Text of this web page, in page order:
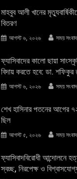
মাহবুব আলী খানের
বিতরণ
আগস্ট ৬, ২০২৬ সময় সংবাদ
ফ্যাসিবাদের কালো ছায়া
বিদায় করতে হবে: ডা. শফিকুর
আগস্ট ৬, ২০২৬ সময় সংবাদ
শেখ হাসিনার পতনের আগের
ছিল
আগস্ট ৫, ২০২৬ সময় সংবাদ
ফ্যাসিবাদবিরোধী আন্দোলনে
স্বচ্ছ, নিরপেক্ষ ও